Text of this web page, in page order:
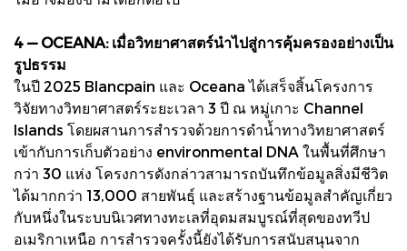
4 — OCEANA: เมื่อวิทยาศาสตร์นำไปสู่การคุ้มครองอย่างเป็น
รูปธรรม
ในปี 2025 Blancpain และ Oceana ได้เสร็จสิ้นโครงการ
วิจัยทางวิทยาศาสตร์ระยะเวลา 3 ปี ณ หมู่เกาะ Channel
Islands โดยผสานการสำรวจด้วยการดำน้ำทางวิทยาศาสตร์
เข้ากับการเก็บตัวอย่าง environmental DNA ในพื้นที่ศึกษา
กว่า 30 แห่ง โครงการดังกล่าวสามารถบันทึกข้อมูลสิ่งมีชีวิต
ได้มากกว่า 13,000 สายพันธุ์ และสร้างฐานข้อมูลสำคัญเกี่ยว
กับหนึ่งในระบบนิเวศทางทะเลที่อุดมสมบูรณ์ที่สุดของทวีป
อเมริกาเหนือ การสำรวจครั้งนี้ยังได้รับการสนับสนุนจาก